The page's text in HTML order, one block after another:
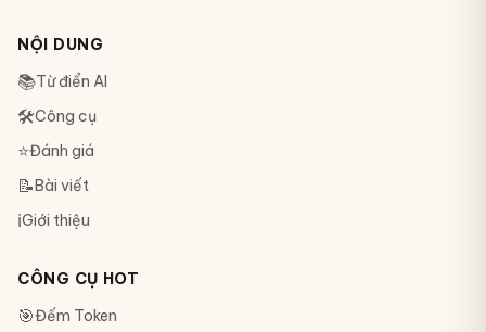
NỘI DUNG
📚Từ điển AI
🛠Công cụ
⭐Đánh giá
📝Bài viết
ℹ️Giới thiệu
CÔNG CỤ HOT
🎯Đếm Token